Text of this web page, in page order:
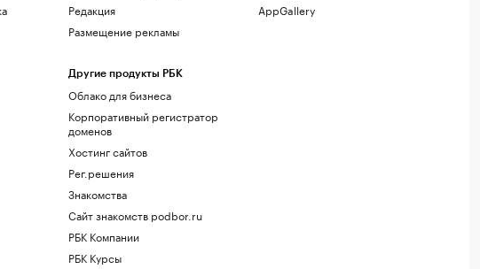
Редакция
Размещение рекламы
Другие продукты РБК
Облако для бизнеса
Корпоративный регистратор
доменов
Хостинг сайтов
Рег.решения
Знакомства
Сайт знакомств podbor.ru
РБК Компании
РБК Курсы
AppGallery